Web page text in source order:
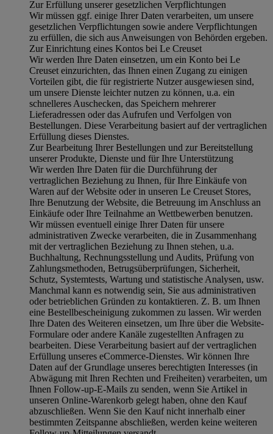
Zur Erfüllung unserer gesetzlichen Verpflichtungen
Wir müssen ggf. einige Ihrer Daten verarbeiten, um unsere
gesetzlichen Verpflichtungen sowie andere Verpflichtungen
zu erfüllen, die sich aus Anweisungen von Behörden ergeben.
Zur Einrichtung eines Kontos bei Le Creuset
Wir werden Ihre Daten einsetzen, um ein Konto bei Le
Creuset einzurichten, das Ihnen einen Zugang zu einigen
Vorteilen gibt, die für registrierte Nutzer ausgewiesen sind,
um unsere Dienste leichter nutzen zu können, u.a. ein
schnelleres Auschecken, das Speichern mehrerer
Lieferadressen oder das Aufrufen und Verfolgen von
Bestellungen. Diese Verarbeitung basiert auf der vertraglichen
Erfüllung dieses Dienstes.
Zur Bearbeitung Ihrer Bestellungen und zur Bereitstellung
unserer Produkte, Dienste und für Ihre Unterstützung
Wir werden Ihre Daten für die Durchführung der
vertraglichen Beziehung zu Ihnen, für Ihre Einkäufe von
Waren auf der Website oder in unseren Le Creuset Stores,
Ihre Benutzung der Website, die Betreuung im Anschluss an
Einkäufe oder Ihre Teilnahme an Wettbewerben benutzen.
Wir müssen eventuell einige Ihrer Daten für unsere
administrativen Zwecke verarbeiten, die in Zusammenhang
mit der vertraglichen Beziehung zu Ihnen stehen, u.a.
Buchhaltung, Rechnungsstellung und Audits, Prüfung von
Zahlungsmethoden, Betrugsüberprüfungen, Sicherheit,
Schutz, Systemtests, Wartung und statistische Analysen, usw.
Manchmal kann es notwendig sein, Sie aus administrativen
oder betrieblichen Gründen zu kontaktieren. Z. B. um Ihnen
eine Bestellbescheinigung zukommen zu lassen. Wir werden
Ihre Daten des Weiteren einsetzen, um Ihre über die Website-
Formulare oder andere Kanäle zugestellten Anfragen zu
bearbeiten. Diese Verarbeitung basiert auf der vertraglichen
Erfüllung unseres eCommerce-Dienstes. Wir können Ihre
Daten auf der Grundlage unseres berechtigten Interesses (in
Abwägung mit Ihren Rechten und Freiheiten) verarbeiten, um
Ihnen Follow-up-E-Mails zu senden, wenn Sie Artikel in
unseren Online-Warenkorb gelegt haben, ohne den Kauf
abzuschließen. Wenn Sie den Kauf nicht innerhalb einer
bestimmten Zeitspanne abschließen, werden keine weiteren